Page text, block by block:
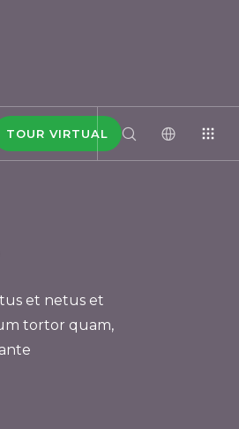
TOUR VIRTUAL
et netus et
tortor quam,